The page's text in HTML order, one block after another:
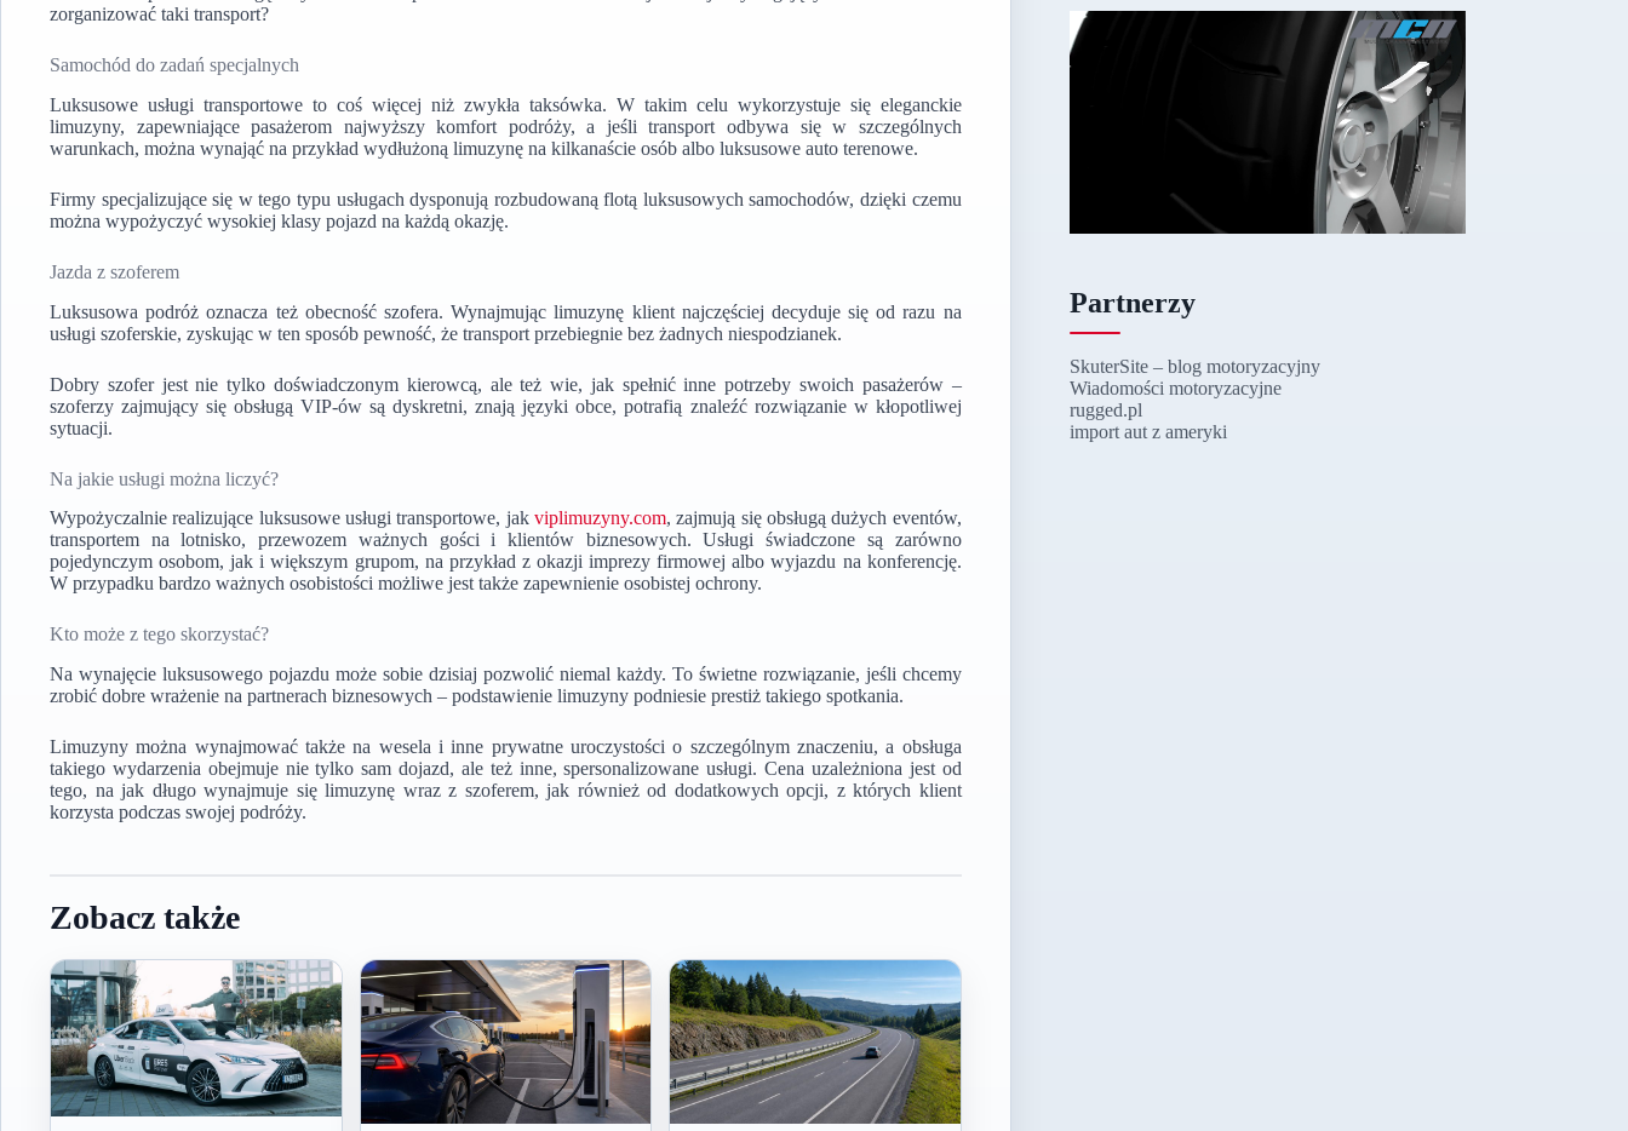
zorganizować taki transport?
Samochód do zadań specjalnych
Luksusowe usługi transportowe to coś więcej niż zwykła taksówka. W takim celu wykorzystuje się eleganckie
limuzyny, zapewniające pasażerom najwyższy komfort podróży, a jeśli transport odbywa się w szczególnych
warunkach, można wynająć na przykład wydłużoną limuzynę na kilkanaście osób albo luksusowe auto terenowe.
Firmy specjalizujące się w tego typu usługach dysponują rozbudowaną flotą luksusowych samochodów, dzięki czemu
można wypożyczyć wysokiej klasy pojazd na każdą okazję.
Jazda z szoferem
Luksusowa podróż oznacza też obecność szofera. Wynajmując limuzynę klient najczęściej decyduje się od razu na
usługi szoferskie, zyskując w ten sposób pewność, że transport przebiegnie bez żadnych niespodzianek.
Dobry szofer jest nie tylko doświadczonym kierowcą, ale też wie, jak spełnić inne potrzeby swoich pasażerów –
szoferzy zajmujący się obsługą VIP-ów są dyskretni, znają języki obce, potrafią znaleźć rozwiązanie w kłopotliwej
sytuacji.
Na jakie usługi można liczyć?
Wypożyczalnie realizujące luksusowe usługi transportowe, jak viplimuzyny.com, zajmują się obsługą dużych eventów,
transportem na lotnisko, przewozem ważnych gości i klientów biznesowych. Usługi świadczone są zarówno
pojedynczym osobom, jak i większym grupom, na przykład z okazji imprezy firmowej albo wyjazdu na konferencję.
W przypadku bardzo ważnych osobistości możliwe jest także zapewnienie osobistej ochrony.
Kto może z tego skorzystać?
Na wynajęcie luksusowego pojazdu może sobie dzisiaj pozwolić niemal każdy. To świetne rozwiązanie, jeśli chcemy
zrobić dobre wrażenie na partnerach biznesowych – podstawienie limuzyny podniesie prestiż takiego spotkania.
Limuzyny można wynajmować także na wesela i inne prywatne uroczystości o szczególnym znaczeniu, a obsługa
takiego wydarzenia obejmuje nie tylko sam dojazd, ale też inne, spersonalizowane usługi. Cena uzależniona jest od
tego, na jak długo wynajmuje się limuzynę wraz z szoferem, jak również od dodatkowych opcji, z których klient
korzysta podczas swojej podróży.
Zobacz także
Partnerzy
SkuterSite – blog motoryzacyjny
Wiadomości motoryzacyjne
rugged.pl
import aut z ameryki